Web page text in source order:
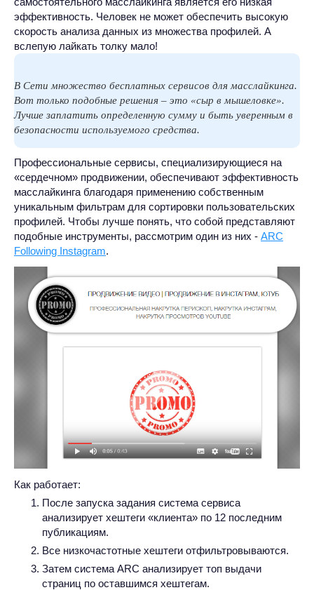
эффективность. Человек не может обеспечить высокую
скорость анализа данных из множества профилей. А
вслепую лайкать толку мало!
В Сети множество бесплатных сервисов для масслайкинга.
Вот только подобные решения – это «сыр в мышеловке».
Лучше заплатить определенную сумму и быть уверенным в
безопасности используемого средства.
Профессиональные сервисы, специализирующиеся на
«сердечном» продвижении, обеспечивают эффективность
масслайкинга благодаря применению собственным
уникальным фильтрам для сортировки пользовательских
профилей. Чтобы лучше понять, что собой представляют
подобные инструменты, рассмотрим один из них - ARC
Following Instagram.
Как работает:
После запуска задания система сервиса
анализирует хештеги «клиента» по 12 последним
публикациям.
Все низкочастотные хештеги отфильтровываются.
Затем система ARC анализирует топ выдачи
страниц по оставшимся хештегам.